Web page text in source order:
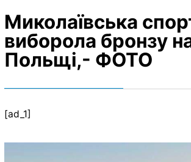
Миколаївська
виборола бронзу
Польщі,- ФОТО
[ad_1]